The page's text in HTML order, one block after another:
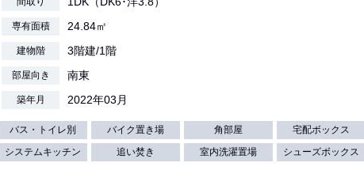
専有面積 24.84㎡
建物階 3階建/1階
部屋向き 南東
築年月 2022年03月
バス・トイレ別 バイク置き場 角部屋
宅配ボックス
システムキッチン 追い焚き 室内洗濯置場
シューズボックス